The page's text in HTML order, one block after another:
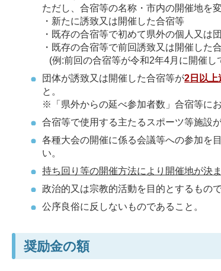
ただし、合宿等の名称・市内の開催地を
・新たに誘致又は開催した合宿等
・既存の合宿等で初めて県外の個人又は
・既存の合宿等で前回誘致又は開催した
(例:前回の合宿等が令和2年4月に開催
団体が誘致又は開催した合宿等が2日以上
と。
※「県外からの延べ参加者数」合宿等に
合宿等で使用する主たるスポーツ等施設
各種大会の開催に係る会議等への参加を
い。
持ち回り等の開催方法により開催地が決
政治的又は宗教的活動を目的とするもので
公序良俗に反しないものであること。
奨励金の額